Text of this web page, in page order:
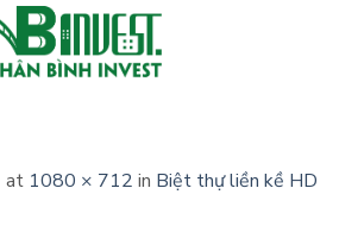
at 1080 × 712 in Biệt thự liền kề HD